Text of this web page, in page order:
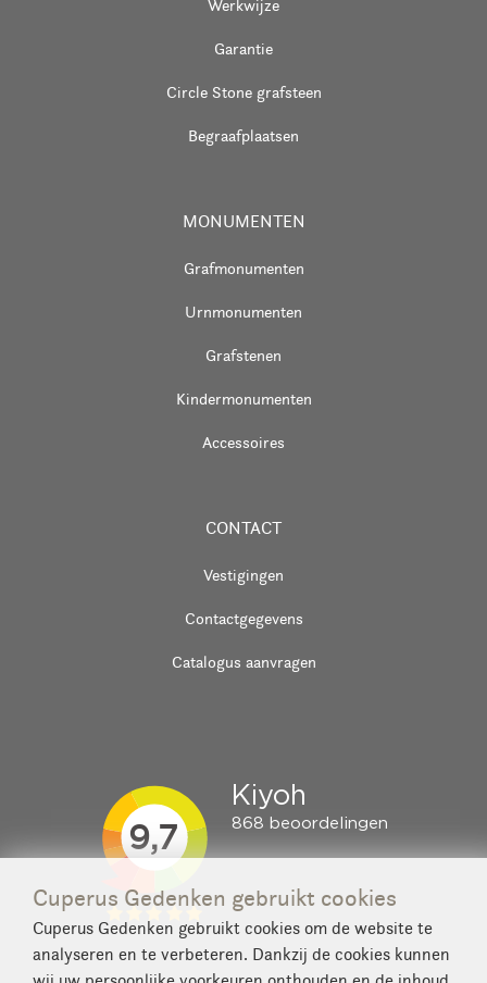
Werkwijze
Garantie
Circle Stone grafsteen
Begraafplaatsen
MONUMENTEN
Grafmonumenten
Urnmonumenten
Grafstenen
Kindermonumenten
Accessoires
CONTACT
Vestigingen
Contactgegevens
Catalogus aanvragen
Cuperus Gedenken gebruikt cookies
Cuperus Gedenken gebruikt cookies om de website te
analyseren en te verbeteren. Dankzij de cookies kunnen